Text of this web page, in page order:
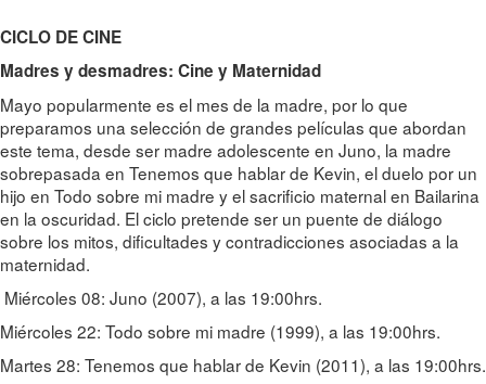
CICLO DE CINE
Madres y desmadres: Cine y Maternidad
Mayo popularmente es el mes de la madre, por lo que
preparamos una selección de grandes películas que abordan
este tema, desde ser madre adolescente en Juno, la madre
sobrepasada en Tenemos que hablar de Kevin, el duelo por un
hijo en Todo sobre mi madre y el sacrificio maternal en Bailarina
en la oscuridad. El ciclo pretende ser un puente de diálogo
sobre los mitos, dificultades y contradicciones asociadas a la
maternidad.
Miércoles 08: Juno (2007), a las 19:00hrs.
Miércoles 22: Todo sobre mi madre (1999), a las 19:00hrs.
Martes 28: Tenemos que hablar de Kevin (2011), a las 19:00hrs.